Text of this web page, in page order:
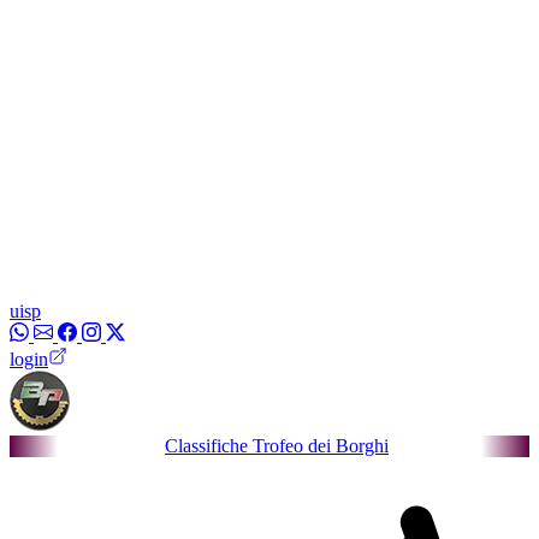
uisp
login
Classifiche Trofeo dei Borghi